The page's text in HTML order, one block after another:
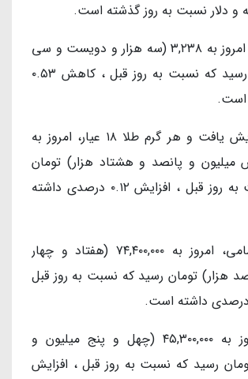
و دلار نسبت به روز گذشته است.
هر اونس طلا، امروز به ۳,۲۳۸ (سه هزار و دویست و سی
و هشت) دلار رسید که نسبت به روز قبل ، کاهش ۰.۵۳
است.
قیمت طلا افزایش یافت و هر گرم طلا ۱۸ عیار، امروز به
(شش میلیون و پانصد و هشتاد هزار) تومان
رسید که نسبت به روز قبل ، افزایش ۰.۱۲ درصدی داشته
قیمت سکه امامی، امروز به ۷۴,۴۰۰,۰۰۰ (هفتاد و چهار
هزار) تومان رسید که نسبت به روز قبل
نیم سکه، امروز به ۴۵,۳۰۰,۰۰۰ (چهل و پنج میلیون و
رسید که نسبت به روز قبل ، افزایش